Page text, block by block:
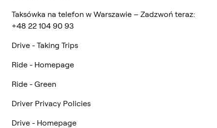
Taksówka na telefon w Warszawie – Zadzwoń teraz:
+48 22 104 90 93
Drive - Taking Trips
Ride - Homepage
Ride - Green
Driver Privacy Policies
Drive - Homepage